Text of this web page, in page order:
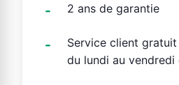
2 ans de garantie
Service client gratuit
du lundi au vendredi